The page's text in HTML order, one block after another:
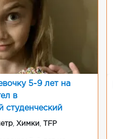
5-9 лет на
в
студенческий
Химки TFP